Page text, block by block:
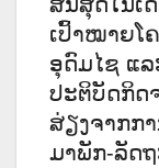
ສີ້ນສຸດໃນເ
ເປົ້າໝາຍໂ
ອຸດົມໄຊ ແລ
ປະຕິບັດກິດ
ສ່ຽງຈາກກ
ມາພັກ-ລັດຖ